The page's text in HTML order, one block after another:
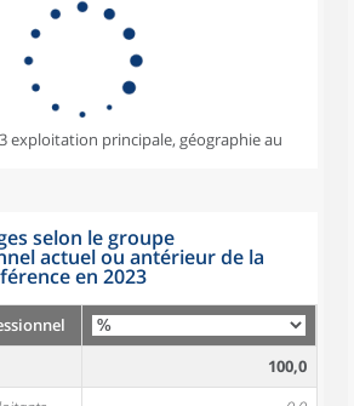
exploitation principale, géographie au
selon le groupe
actuel ou antérieur de la
en 2023
100,0